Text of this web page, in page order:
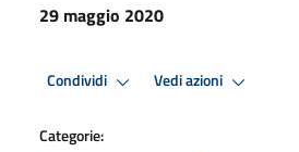
29 maggio 2020
Condividi Vedi azioni
Categorie: